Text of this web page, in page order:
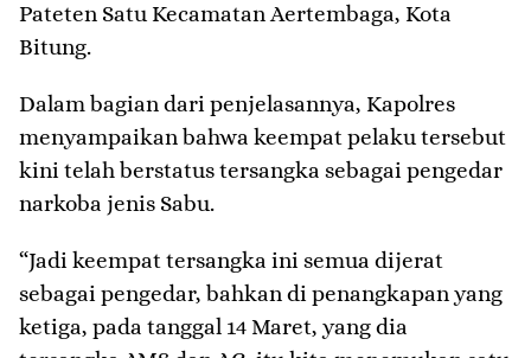
Pateten Satu Kecamatan Aertembaga, Kota
Bitung.
Dalam bagian dari penjelasannya, Kapolres
menyampaikan bahwa keempat pelaku tersebut
kini telah berstatus tersangka sebagai pengedar
narkoba jenis Sabu.
“Jadi keempat tersangka ini semua dijerat
sebagai pengedar, bahkan di penangkapan yang
ketiga, pada tanggal 14 Maret, yang dia